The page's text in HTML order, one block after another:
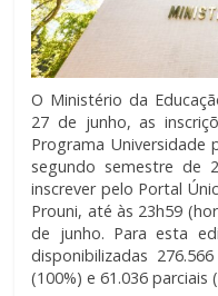
O Ministério da
27 de junho, as
Programa Universidade
segundo semestre de
inscrever pelo Portal
Prouni, até às 23h59
de junho. Para esta
disponibilizadas
(100%) e 61.036 parciais